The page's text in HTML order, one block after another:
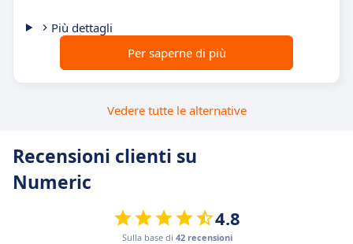
Più dettagli
Per saperne di più
Vedere tutte le alternative
Recensioni clienti su
Numeric
4.8
Sulla base di 42 recensioni